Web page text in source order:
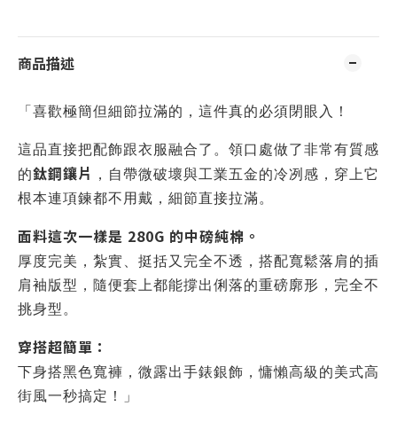
商品描述
「喜歡極簡但細節拉滿的，這件真的必須閉眼入！
這品直接把配飾跟衣服融合了。領口處做了非常有質感
的鈦鋼鑲片
，自帶微破壞與工業五金的冷冽感，穿上它
根本連項鍊都不用戴，細節直接拉滿。
面料這次一樣是 280G 的中磅純棉。
厚度完美，紮實、挺括又完全不透，搭配寬鬆落肩的插
肩袖版型，隨便套上都能撐出俐落的重磅廓形，完全不
挑身型。
穿搭超簡單：
下身搭黑色寬褲，微露出手錶銀飾，慵懶高級的美式高
街風一秒搞定！」